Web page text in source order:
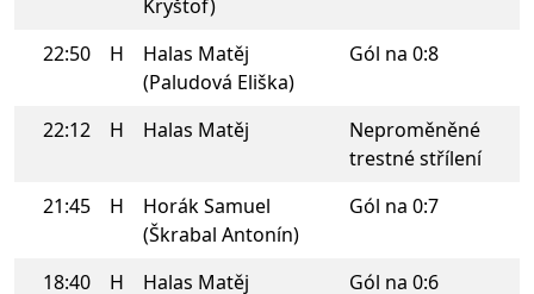
Kryštof)
22:50 H
Halas Matěj
(Paludová Eliška)
Gól na 0:8
22:12 H Halas Matěj
Neproměněné
trestné střílení
21:45
H
Horák Samuel
(Škrabal Antonín)
Gól na 0:7
18:40 H
Halas Matěj
Gól na 0:6